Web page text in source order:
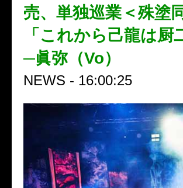
売、単独巡業＜殊塗
「これから己龍は
─眞弥（Vo）
NEWS - 16:00:25